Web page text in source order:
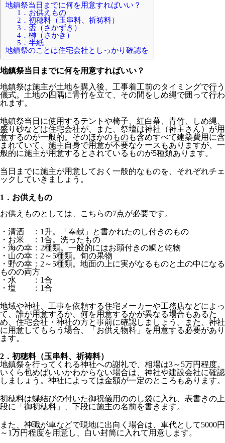
地鎮祭当日までに何を用意すればいい？
1．お供えもの
2．初穂料（玉串料、祈祷料）
3．盃（さかずき）
4．榊（さかき）
5．半紙
地鎮祭のことは住宅会社としっかり確認を
地鎮祭当日までに何を用意すればいい？
地鎮祭は施主が土地を購入後、工事着工前のタイミングで行う
儀式。土地の四隅に青竹を立て、その間をしめ縄で囲って行わ
れます。
地鎮祭当日に使用するテントや椅子、紅白幕、青竹、しめ縄、
盛り砂などは住宅会社が、また、祭壇は神社（神主さん）が用
意するのが一般的。そのほかのものも含めすべて建築費用に含
まれていて、施主自身で用意が不要なケースもありますが、一
般的に施主が用意するとされているものが5種類あります。
当日までに施主が用意しておく一般的なものを、それぞれチェ
ックしていきましょう。
1． お供えもの
お供えものとしては、こちらの7点が必要です。
・清酒 ：1升。「奉献」と書かれたのし付きのもの
・お米 ：1合。洗ったもの
・海の幸：2種類。一般的にはお頭付きの鯛と乾物
・山の幸：2～5種類。旬の果物
・野の幸：2～5種類。地面の上に実がなるものと土の中になる
ものの両方
・水 ：1合
・塩 ：1合
地域や神社、工事を依頼する住宅メーカーや工務店などによっ
て、誰が用意するか、何を用意するかが異なる場合もあるた
め、住宅会社・神社の方と事前に確認しましょう。また、神社
に用意してもらう場合、「お供え物料」を用意する必要があり
ます。
2． 初穂料（玉串料、祈祷料）
地鎮祭を行ってくれる神社への謝礼で、相場は3～5万円程度。
いくら包めばいいかわからない場合は、神社や建設会社に確認
しましょう。神社によっては金額が一定のところもあります。
初穂料は蝶結びの付いた御祝儀用ののし袋に入れ、表書きの上
段に「御初穂料」、下段に施主の名前を書きます。
また、神職が車などで現地に出向く場合は、車代として5000円
～1万円程度を用意し、白い封筒に入れて用意します。